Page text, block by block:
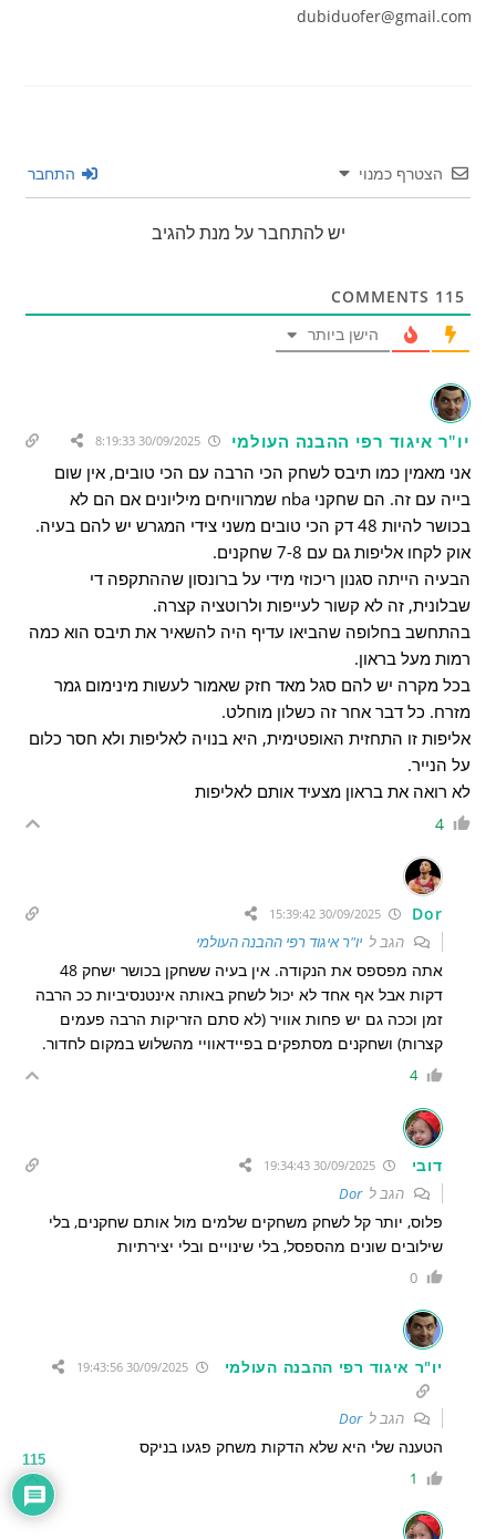
dubiduofer@gmail.com
הצטרף כמנוי התחבר
יש להתחבר על מנת להגיב
115
הישן ביותר
יו"ר איגוד רפי ההבנה העולמי 30/09/2025 8:19:33
אני מאמין כמו תיבס לשחק הכי הרבה עם הכי טובים, אין שום
בייה עם זה. הם שחקני nba שמרוויחים מיליונים אם הם לא
בכושר להיות 48 דק הכי טובים משני צידי המגרש יש להם בעיה.
אוק לקחו אליפות גם עם 7-8 שחקנים.
הבעיה הייתה סגנון ריכוזי מידי על ברונסון שההתקפה די
שבלונית, זה לא קשור לעייפות ולרוטציה קצרה.
בהתחשב בחלופה שהביאו עדיף היה להשאיר את תיבס הוא כמה
רמות מעל בראון.
בכל מקרה יש להם סגל מאד חזק שאמור לעשות מינימום גמר
מזרח. כל דבר אחר זה כשלון מוחלט.
אליפות זו התחזית האופטימית, היא בנויה לאליפות ולא חסר כלום
על הנייר.
לא רואה את בראון מצעיד אותם לאליפות
4
Dor
הגב ליו"ר איגוד רפי ההבנה העולמי
אתה מפספס את הנקודה. אין בעיה ששחקן בכושר ישחק 48
דקות אבל אף אחד לא יכול לשחק באותה אינטנסיביות ככ הרבה
זמן וככה גם יש פחות אוויר (לא סתם הזריקות הרבה פעמים
קצרות) ושחקנים מסתפקים בפיידאוויי מהשלוש במקום לחדור.
4
דובי 30/09/2025 19:34:43
הגב לDor
פלוס, יותר קל לשחק משחקים שלמים מול אותם שחקנים, בלי
שילובים שונים מהספסל, בלי שינויים ובלי יצירתיות
0
יו"ר איגוד רפי ההבנה העולמי 30/09/2025 19:43:56
הגב לDor
הטענה שלי היא שלא הדקות משחק פגעו בניקס
1
115